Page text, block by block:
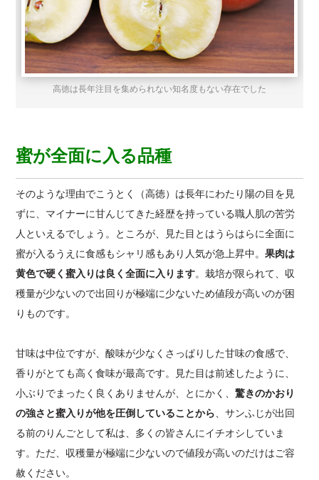
高徳は長年注目を集められない知名度もない存在でした
蜜が全面に入る品種
そのような理由でこうとく（高徳）は長年にわたり陽の目を見
ずに、マイナーに甘んじてきた経歴を持っている職人肌の苦労
人といえるでしょう。ところが、見た目とはうらはらに全面に
蜜が入るうえに食感もシャリ感もあり人気が急上昇中。果肉は
黄色で硬く蜜入りは良く全面に入ります。栽培が限られて、収
穫量が少ないので出回りが極端に少ないため値段が高いのが困
りものです。
甘味は中位ですが、酸味が少なくさっぱりした甘味の食感で、
香りがとても高く食味が最高です。見た目は前述したように、
小ぶりでまったく良くありませんが、とにかく、驚きのかおり
の強さと蜜入りが他を圧倒していることから 、サンふじが出回
る前のりんごとして私は、多くの皆さんにイチオシしていま
す。ただ、収穫量が極端に少ないので値段が高いのだけはご容
赦ください。